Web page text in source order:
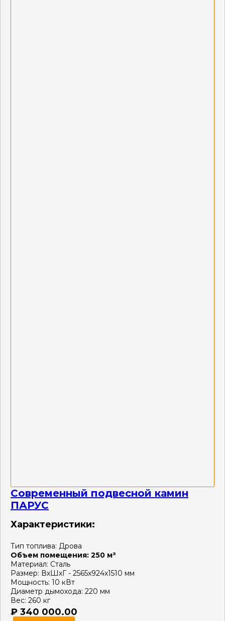
Современный подвесной камин
ПАРУС
Характеристики:
Тип топлива: Дрова
Объем помещения: 250 м³
Материал: Сталь
Размер: ВхШхГ - 2565х924х1510 мм
Мощность: 10 кВт
Диаметр дымохода: 220 мм
Вес: 260 кг
₽ 340 000.00